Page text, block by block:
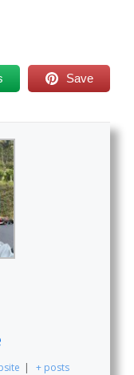
Save
| + posts